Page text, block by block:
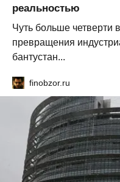
реальностью
Чуть больше четверти
превращения
бантустан...
finobzor.ru